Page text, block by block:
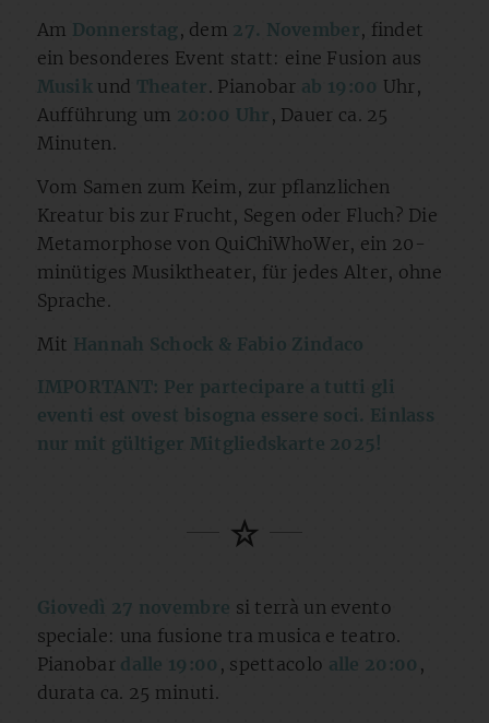
Am Donnerstag , dem 27. November, findet
ein besonderes Event statt: eine Fusion aus
Musik und Theater. Pianobar ab 19:00 Uhr,
Aufführung um 20:00 Uhr , Dauer ca. 25
Minuten.
Vom Samen zum Keim, zur pflanzlichen
Kreatur bis zur Frucht, Segen oder Fluch? Die
Metamorphose von QuiChiWhoWer, ein 20-
minütiges Musiktheater, für jedes Alter, ohne
Sprache.
Mit Hannah Schock & Fabio Zindaco
IMPORTANT: Per partecipare a tutti gli
eventi est ovest bisogna essere soci. Einlass
nur mit gültiger Mitgliedskarte 2025!
Giovedì 27 novembre si terrà un evento
speciale: una fusione tra musica e teatro.
Pianobar dalle 19:00 , spettacolo alle 20:00 ,
durata ca. 25 minuti.